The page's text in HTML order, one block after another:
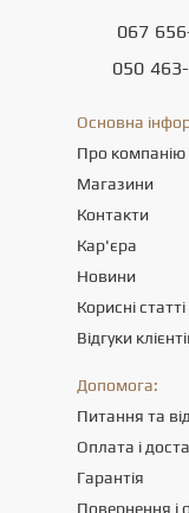
067
050
Основна
Про компанію
Магазини
Контакти
Кар'єра
Новини
Корисні статті
Відгуки
Допомога:
Питання та
Оплата і
Гарантія
Повернення і